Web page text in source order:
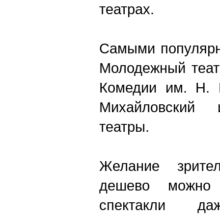
театрах.
Самыми
Молодежный
Комедии им. Н.
Михайловский
театры.
Желание
дешево
спектакли